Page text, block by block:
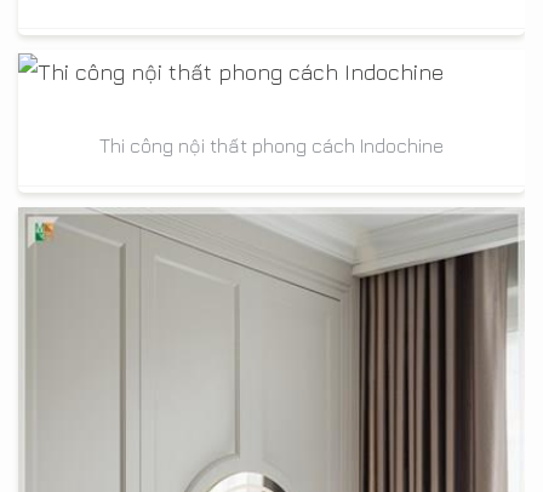
Thi công nội thất phong cách Indochine